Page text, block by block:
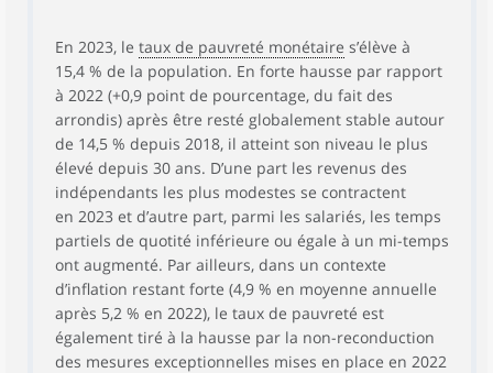
En 2023, le taux de pauvreté monétaire s’élève à
15,4 % de la population. En forte hausse par rapport
à 2022 (+0,9 point de pourcentage, du fait des
arrondis) après être resté globalement stable autour
de 14,5 % depuis 2018, il atteint son niveau le plus
élevé depuis 30 ans. D’une part les revenus des
indépendants les plus modestes se contractent
en 2023 et d’autre part, parmi les salariés, les temps
partiels de quotité inférieure ou égale à un mi-temps
ont augmenté. Par ailleurs, dans un contexte
d’inflation restant forte (4,9 % en moyenne annuelle
après 5,2 % en 2022), le taux de pauvreté est
également tiré à la hausse par la non-reconduction
des mesures exceptionnelles mises en place en 2022